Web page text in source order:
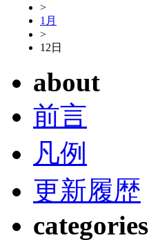
>
1月
>
12日
about
前言
凡例
更新履歴
categories